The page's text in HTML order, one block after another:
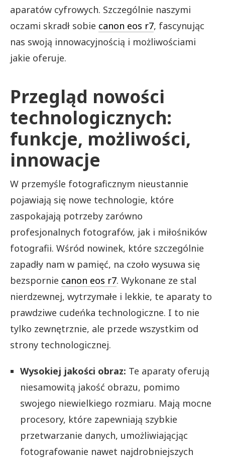
aparatów cyfrowych. Szczególnie naszymi
oczami skradł sobie canon eos r7, fascynując
nas swoją innowacyjnością i możliwościami
jakie oferuje.
Przegląd nowości
technologicznych:
funkcje, możliwości,
innowacje
W przemyśle fotograficznym nieustannie
pojawiają się nowe technologie, które
zaspokajają potrzeby zarówno
profesjonalnych fotografów, jak i miłośników
fotografii. Wśród nowinek, które szczególnie
zapadły nam w pamięć, na czoło wysuwa się
bezspornie canon eos r7. Wykonane ze stal
nierdzewnej, wytrzymałe i lekkie, te aparaty to
prawdziwe cudeńka technologiczne. I to nie
tylko zewnętrznie, ale przede wszystkim od
strony technologicznej.
Wysokiej jakości obraz: Te aparaty oferują
niesamowitą jakość obrazu, pomimo
swojego niewielkiego rozmiaru. Mają mocne
procesory, które zapewniają szybkie
przetwarzanie danych, umożliwiającjąc
fotografowanie nawet najdrobniejszych